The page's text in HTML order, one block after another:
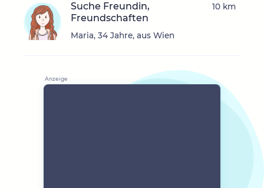
Suche Freundin,
Freundschaften
Maria, 34 Jahre, aus Wien
10 km